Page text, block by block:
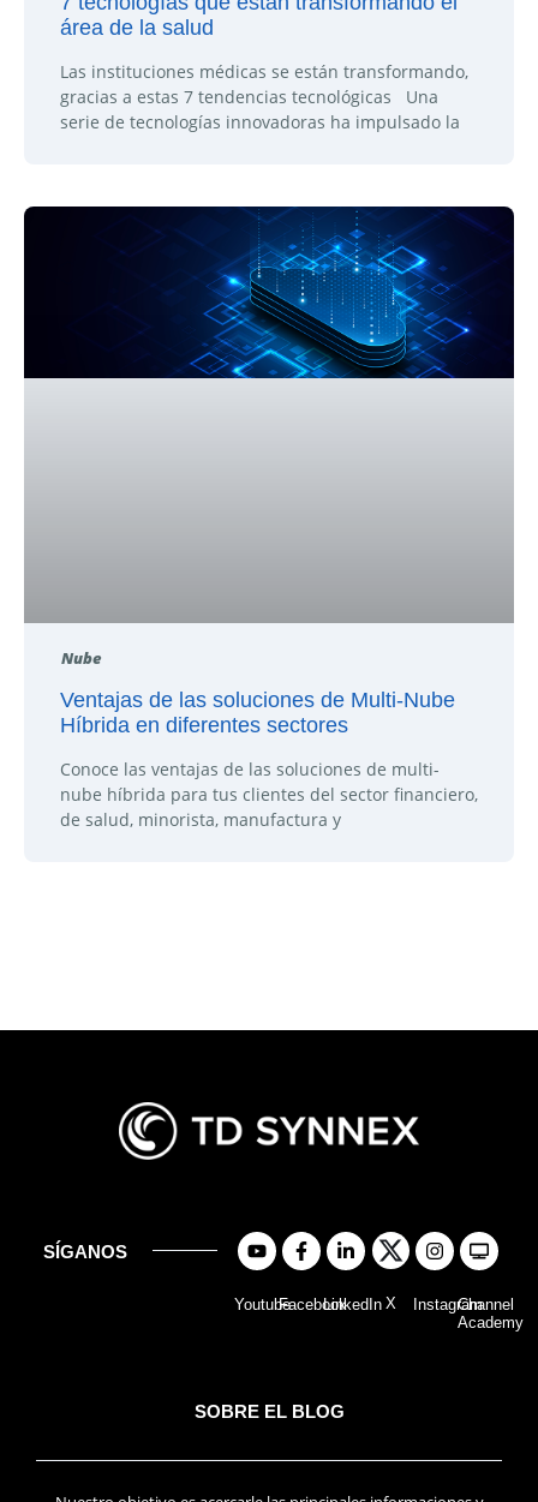
área de la salud
Las instituciones médicas se están transformando,
gracias a estas 7 tendencias tecnológicas Una
serie de tecnologías innovadoras ha impulsado la
Nube
Ventajas de las soluciones de Multi-Nube
Híbrida en diferentes sectores
Conoce las ventajas de las soluciones de multi-
nube híbrida para tus clientes del sector financiero,
de salud, minorista, manufactura y
SÍGANOS
YoutubeFacebookLinkedIn X InstagramChannel
Academy
SOBRE EL BLOG